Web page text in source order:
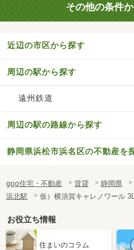
その他の条件
近辺の市区から探す
周辺の駅から探す
遠州鉄道
周辺の駅の路線から探す
静岡県浜松市浜名区の不動産を
goo住宅・不動産 賃貸 静岡県
浜北駅
仮）横須賀キャレノワール
お役立ち情報
住まいのコラム